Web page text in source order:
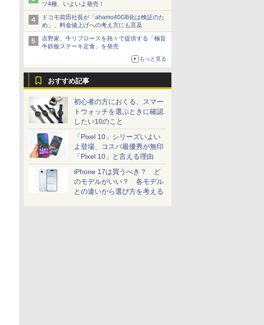
ツ4種、いよいよ発売！
ドコモ前田社長が「ahamo40GB化は検証のた
め」、料金値上げへの考え方にも言及
吉野家、牛リブロースを熱々で提供する「極旨
牛鉄板ステーキ定食」を発売
もっと見る
おすすめ記事
初心者の方におくる、スマー
トウォッチを選ぶときに確認
したい10のこと
「Pixel 10」シリーズいよい
よ登場、コスパ最優秀が無印
「Pixel 10」と言える理由
iPhone 17は買うべき？ ど
のモデルがいい？ 各モデル
との違いから選び方を考える